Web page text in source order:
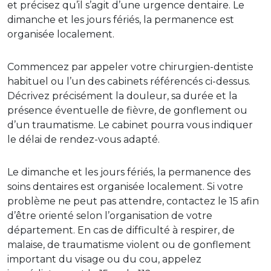
et précisez qu’il s’agit d’une urgence dentaire. Le
dimanche et les jours fériés, la permanence est
organisée localement.
Commencez par appeler votre chirurgien-dentiste
habituel ou l’un des cabinets référencés ci-dessus.
Décrivez précisément la douleur, sa durée et la
présence éventuelle de fièvre, de gonflement ou
d’un traumatisme. Le cabinet pourra vous indiquer
le délai de rendez-vous adapté.
Le dimanche et les jours fériés, la permanence des
soins dentaires est organisée localement. Si votre
problème ne peut pas attendre, contactez le 15 afin
d’être orienté selon l’organisation de votre
département. En cas de difficulté à respirer, de
malaise, de traumatisme violent ou de gonflement
important du visage ou du cou, appelez